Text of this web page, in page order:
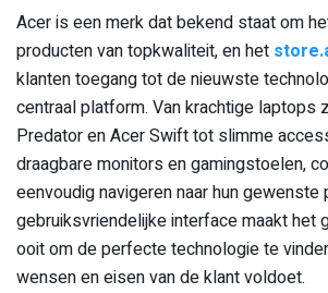
Acer is een merk dat bekend staat om
producten van topkwaliteit, en het
klanten toegang tot de nieuwste
centraal platform. Van krachtige laptops
Predator en Acer Swift tot slimme
draagbare monitors en gamingstoelen,
eenvoudig navigeren naar hun gewenste
gebruiksvriendelijke interface maakt het
ooit om de perfecte technologie te
wensen en eisen van de klant voldoet.